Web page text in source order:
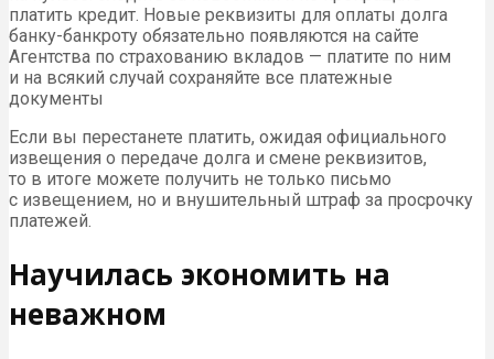
платить кредит. Новые реквизиты для оплаты долга
банку-банкроту обязательно появляются на сайте
Агентства по страхованию вкладов — платите по ним
и на всякий случай сохраняйте все платежные
документы
Если вы перестанете платить, ожидая официального
извещения о передаче долга и смене реквизитов,
то в итоге можете получить не только письмо
с извещением, но и внушительный штраф за просрочку
платежей.
Научилась экономить на
неважном